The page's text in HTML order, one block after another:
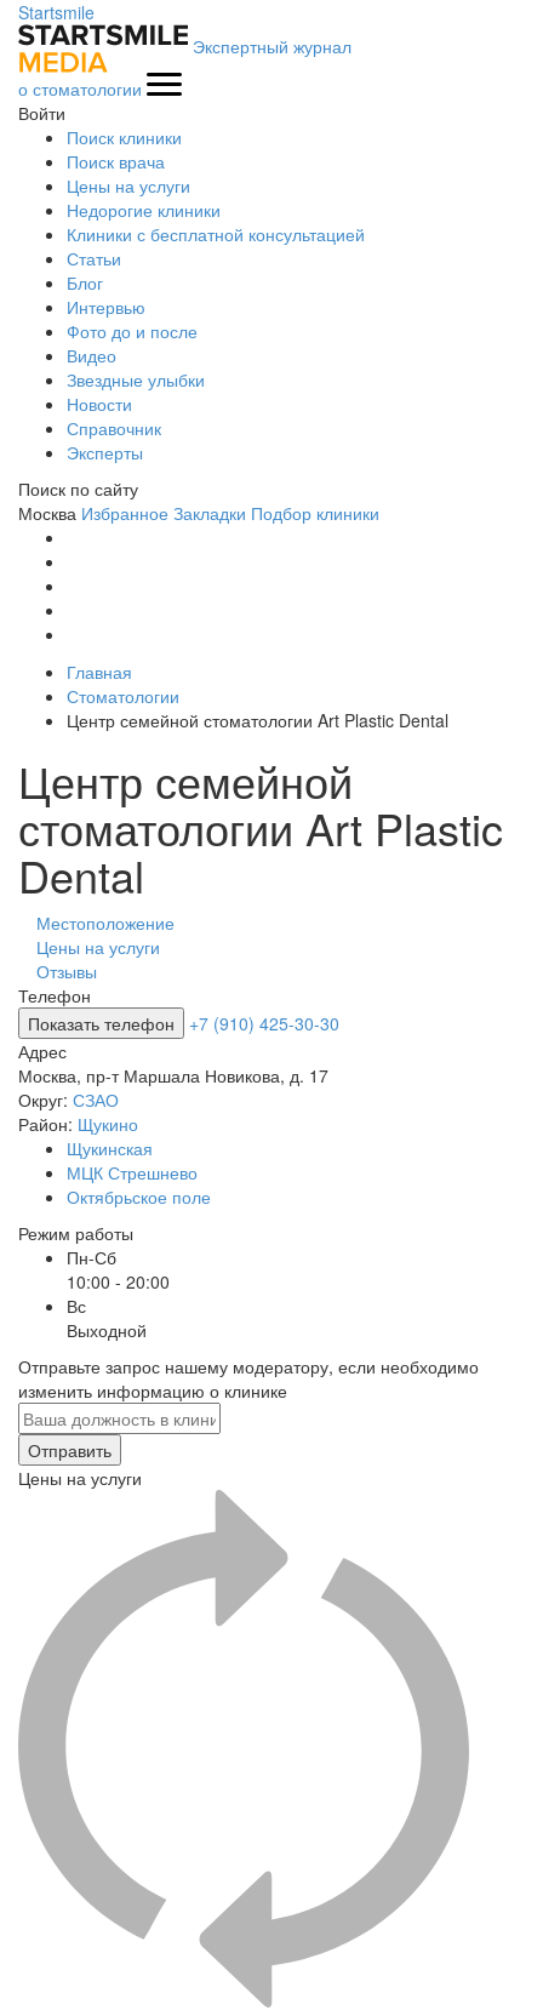
Startsmile
Экспертный журнал
о стоматологии
Войти
Поиск клиники
Поиск врача
Цены на услуги
Недорогие клиники
Клиники с бесплатной консультацией
Статьи
Блог
Интервью
Фото до и после
Видео
Звездные улыбки
Новости
Справочник
Эксперты
Поиск по сайту
Москва Избранное Закладки Подбор клиники
Главная
Стоматологии
Центр семейной стоматологии Art Plastic Dental
Центр семейной
стоматологии Art Plastic
Dental
Местоположение
Цены на услуги
Отзывы
Телефон
Показать телефон
+7 (910) 425-30-30
Адрес
Москва, пр-т Маршала Новикова, д. 17
Округ: СЗАО
Район: Щукино
Щукинская
МЦК Стрешнево
Октябрьское поле
Режим работы
Пн-Сб
10:00 - 20:00
Вс
Выходной
Отправьте запрос нашему модератору, если необходимо
изменить информацию о клинике
Отправить
Цены на услуги